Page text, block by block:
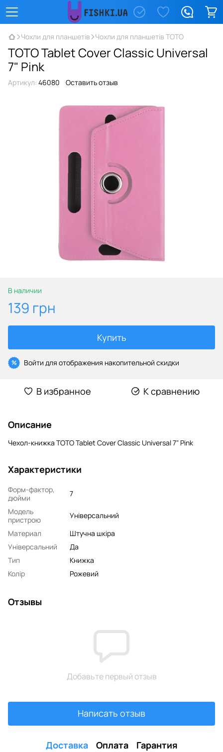
Чохли для планшетів Чохли для планшетів TOTO
TOTO Tablet Cover Classic Universal
7" Pink
Артикул: 46080 Оставить отзыв
В наличии
139 грн
Купить
% Войти для отображения накопительной скидки
В избранное К сравнению
Описание
Чехол-книжка TOTO Tablet Cover Classic Universal 7" Pink
Характеристики
Форм-фактор,
дюйми
7
Модель
пристрою
Універсальний
Материал
Штучна шкіра
Універсальний
Да
Тип
Книжка
Колір
Рожевий
Отзывы
Добавьте первый отзыв
Написать отзыв
Доставка Оплата Гарантия